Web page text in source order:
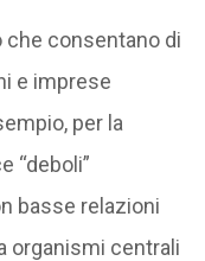
consentano di
e imprese
per la
“deboli”
basse relazioni
organismi centrali